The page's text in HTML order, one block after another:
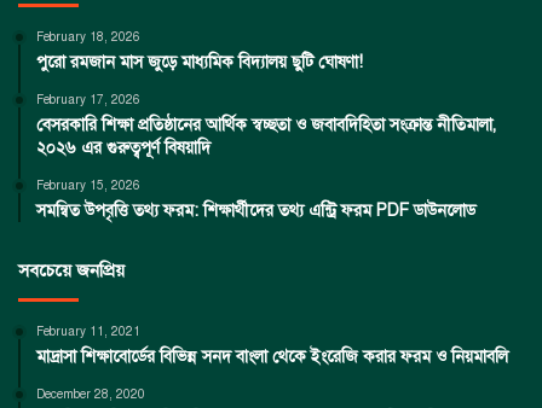
February 18, 2026
পুরো রমজান মাস জুড়ে মাধ্যমিক বিদ্যালয় ছুটি ঘোষণা!
February 17, 2026
বেসরকারি শিক্ষা প্রতিষ্ঠানের আর্থিক স্বচ্ছতা ও জবাবদিহিতা সংক্রান্ত নীতিমালা,
২০২৬ এর গুরুত্বপূর্ণ বিষয়াদি
February 15, 2026
সমন্বিত উপবৃত্তি তথ্য ফরম: শিক্ষার্থীদের তথ্য এন্ট্রি ফরম PDF ডাউনলোড
সবচেয়ে জনপ্রিয়
February 11, 2021
মাদ্রাসা শিক্ষাবোর্ডের বিভিন্ন সনদ বাংলা থেকে ইংরেজি করার ফরম ও নিয়মাবলি
December 28, 2020